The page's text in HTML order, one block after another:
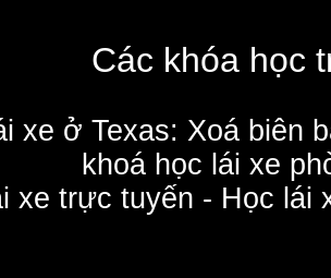
Các khóa học
xe ở Texas: Xoá biên
khoá học lái xe
xe trực tuyến - Học